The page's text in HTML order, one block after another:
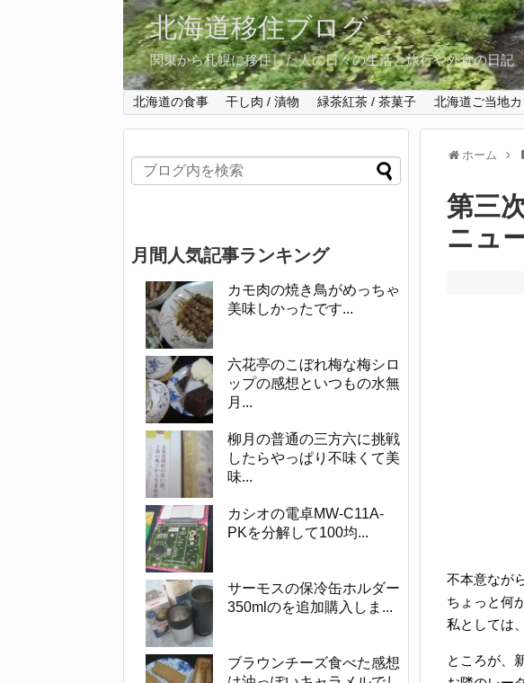
北海道移住ブログ
関東から札幌に移住した人の日々の生活と旅行や外食の日記
北海道の食事 干し肉 / 漬物 緑茶紅茶 / 茶菓子 北海道ご当地
ホーム
第三
ニュ
不本意なが
ちょっと何
私としては
ところが、
月間人気記事ランキング
カモ肉の焼き鳥がめっちゃ
美味しかったです...
六花亭のこぼれ梅な梅シロ
ップの感想といつもの水無
月...
柳月の普通の三方六に挑戦
したらやっぱり不味くて美
味...
カシオの電卓MW-C11A-
PKを分解して100均...
サーモスの保冷缶ホルダー
350mlのを追加購入しま...
ブラウンチーズ食べた感想